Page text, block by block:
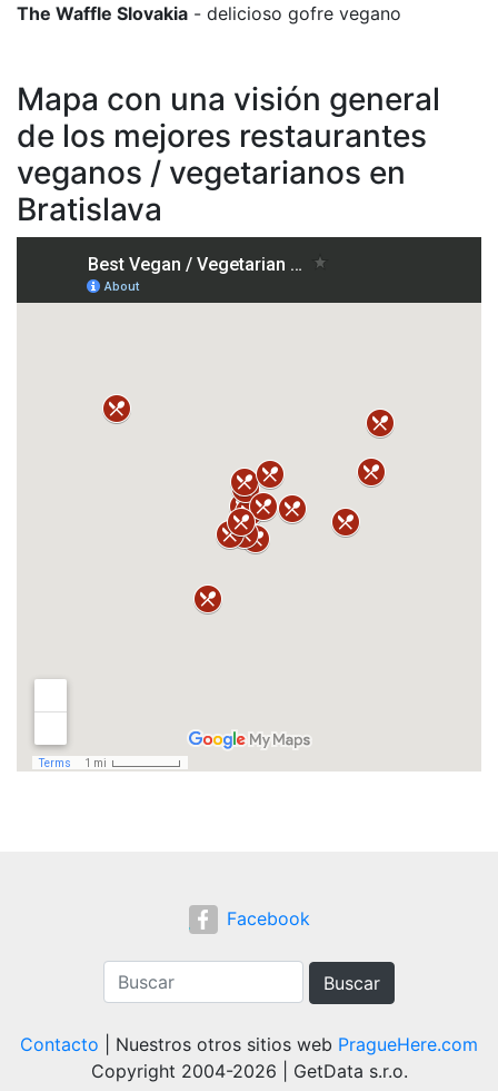
The Waffle Slovakia - delicioso gofre vegano
Mapa con una visión general
de los mejores restaurantes
veganos / vegetarianos en
Bratislava
Facebook
Buscar
Contacto | Nuestros otros sitios web PragueHere.com
Copyright 2004-2026 | GetData s.r.o.